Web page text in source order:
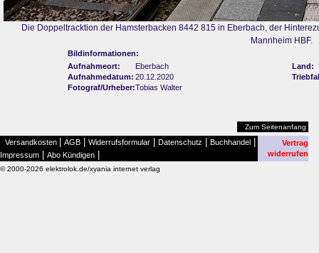
Die Doppeltracktion der Hamsterbacken 8442 815 in Eberbach, der
Mannheim HBF.
Bildinformationen:
Aufnahmeort:
Eberbach
Land:
Aufnahmedatum: 20.12.2020
Fotograf/Urheber:Tobias Walter
Zum Seitenanfang
Versandkosten AGB Widerrufsformular Datenschutz Buchhandel
Impressum Abo Kündigen
Vertrag
widerrufen
© 2000-2026 elektrolok.de/xyania internet verlag